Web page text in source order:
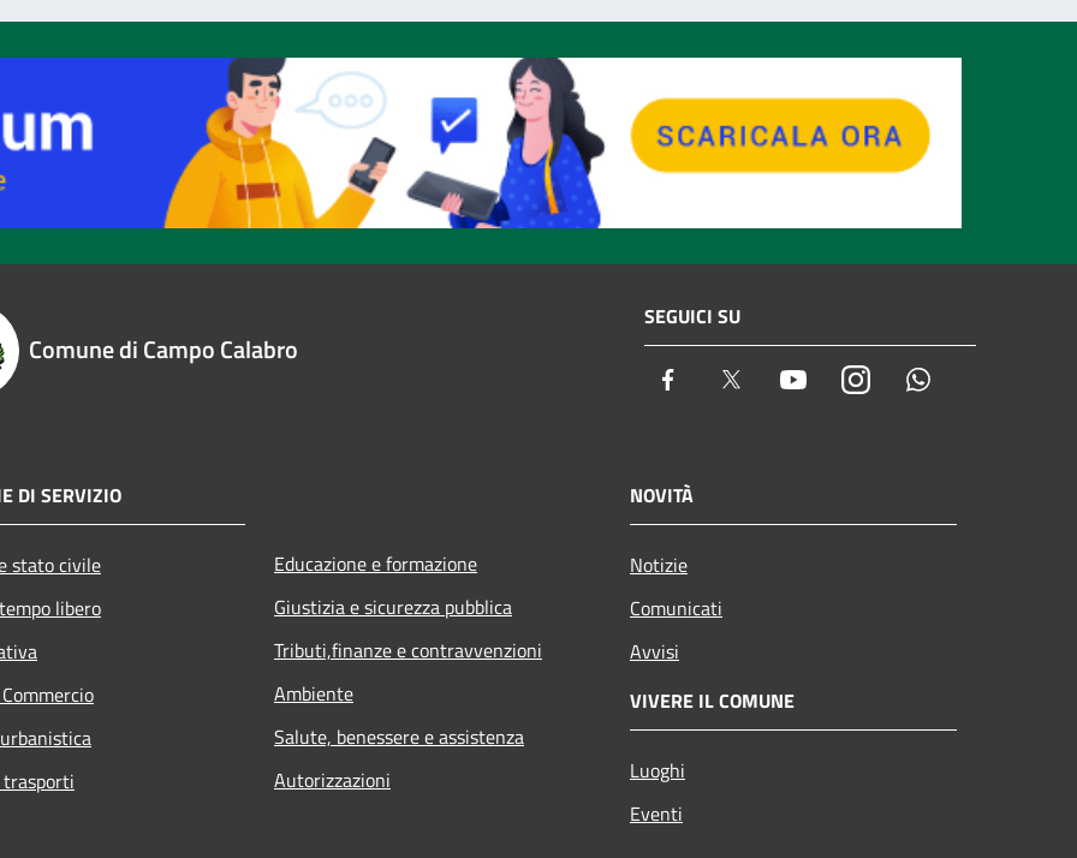
Comune di Campo Calabro
SEGUICI SU
Facebook Twitter YoutubeInstagram
DI SERVIZIO
stato civile
libero
Educazione e formazione
Giustizia e sicurezza pubblica
Tributi,finanze e contravvenzioni
Ambiente
Salute, benessere e assistenza
Autorizzazioni
NOVITÀ
Notizie
Comunicati
Avvisi
VIVERE IL COMUNE
Luoghi
Eventi